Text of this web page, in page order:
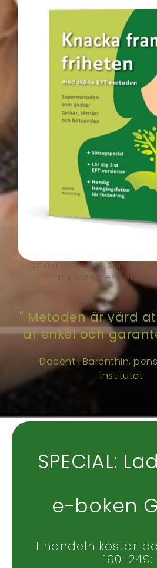
Lär dig metoden som tar
tack vare dess
" Metoden är värd
är enkel och
- Docent I Barenthin,
Institutet
SPECIAL:
e-boken
I handeln kostar
190-